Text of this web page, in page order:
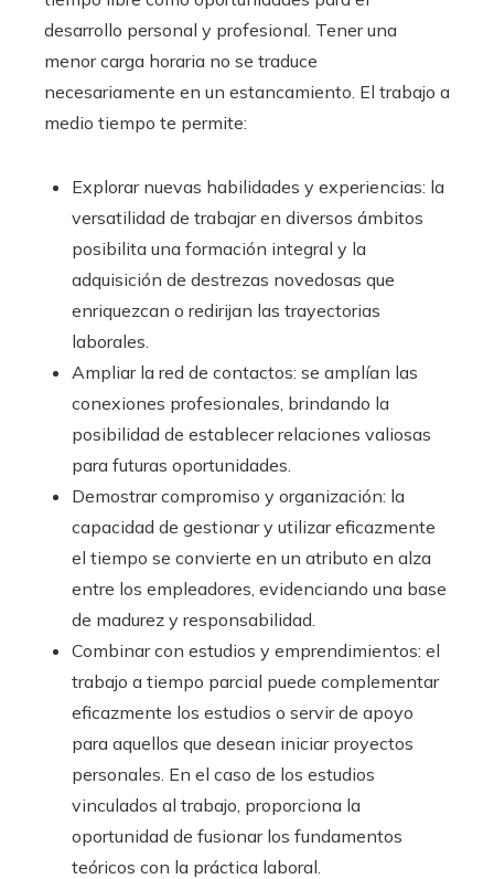
desarrollo personal y profesional. Tener una
menor carga horaria no se traduce
necesariamente en un estancamiento. El trabajo a
medio tiempo te permite:
Explorar nuevas habilidades y experiencias: la
versatilidad de trabajar en diversos ámbitos
posibilita una formación integral y la
adquisición de destrezas novedosas que
enriquezcan o redirijan las trayectorias
laborales.
Ampliar la red de contactos: se amplían las
conexiones profesionales, brindando la
posibilidad de establecer relaciones valiosas
para futuras oportunidades.
Demostrar compromiso y organización: la
capacidad de gestionar y utilizar eficazmente
el tiempo se convierte en un atributo en alza
entre los empleadores, evidenciando una base
de madurez y responsabilidad.
Combinar con estudios y emprendimientos: el
trabajo a tiempo parcial puede complementar
eficazmente los estudios o servir de apoyo
para aquellos que desean iniciar proyectos
personales. En el caso de los estudios
vinculados al trabajo, proporciona la
oportunidad de fusionar los fundamentos
teóricos con la práctica laboral.